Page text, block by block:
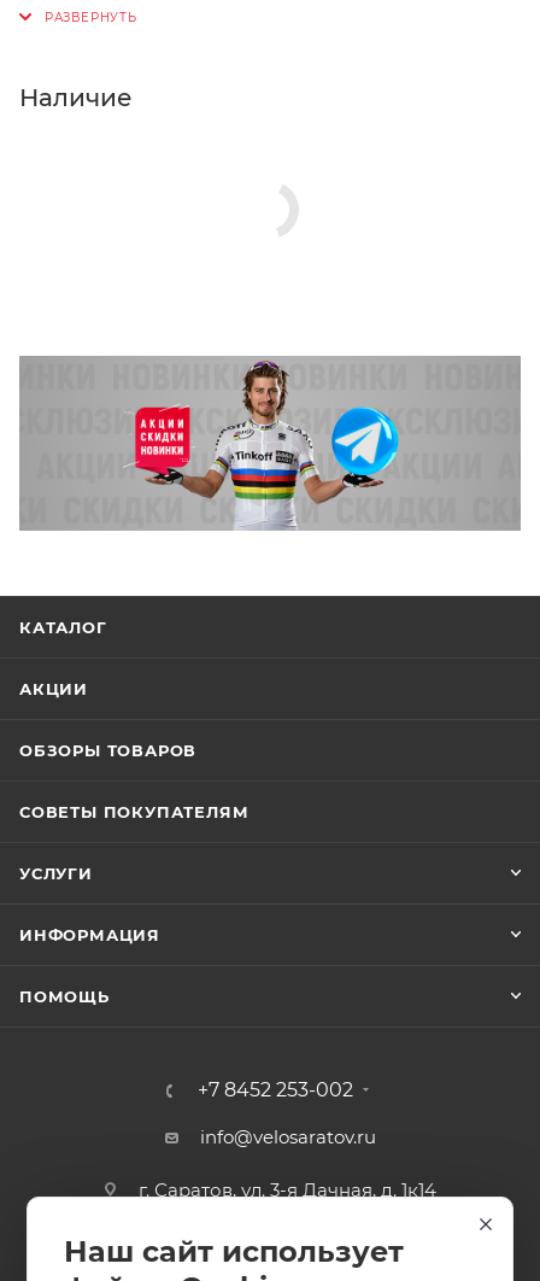
диапазоне, обеспечивая идеальное прилегание.
дополнительных инструментов. Шлем OYYO HT01 —
это надёжный спутник для тех, кто ценит
Поликарбонат, Вспененный полистирол
Особенности
Конструкция In Mold, 20 вентиляционных отверстий,
Размеры (выпускаемые)
Нажмите кнопку «Оформить заказ».
Наличие
КАТАЛОГ
АКЦИИ
ОБЗОРЫ ТОВАРОВ
СОВЕТЫ ПОКУПАТЕЛЯМ
УСЛУГИ
ИНФОРМАЦИЯ
ПОМОЩЬ
+7 8452 253-002
info@velosaratov.ru
г. Саратов, ул. 3-я Дачная, д. 1к14
Наш сайт использует